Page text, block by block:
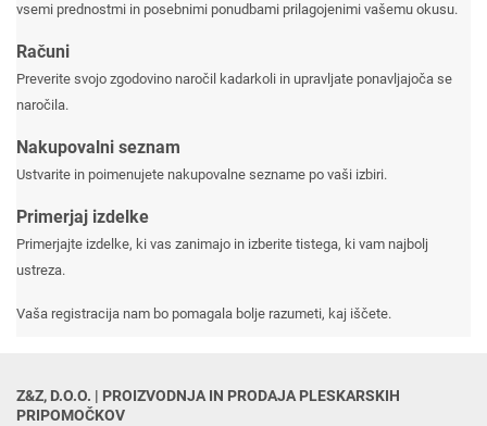
vsemi prednostmi in posebnimi ponudbami prilagojenimi vašemu okusu.
Računi
Preverite svojo zgodovino naročil kadarkoli in upravljate ponavljajoča se
naročila.
Nakupovalni seznam
Ustvarite in poimenujete nakupovalne sezname po vaši izbiri.
Primerjaj izdelke
Primerjajte izdelke, ki vas zanimajo in izberite tistega, ki vam najbolj
ustreza.
Vaša registracija nam bo pomagala bolje razumeti, kaj iščete.
Z&Z, D.O.O. | PROIZVODNJA IN PRODAJA PLESKARSKIH
PRIPOMOČKOV